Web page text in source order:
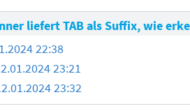
liefert TAB als Suffix, wie
22:38
23:21
23:32